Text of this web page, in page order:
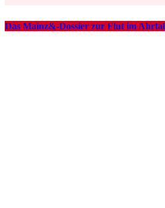
Das Mainz&-Dossier zur Flut im Ahrtal